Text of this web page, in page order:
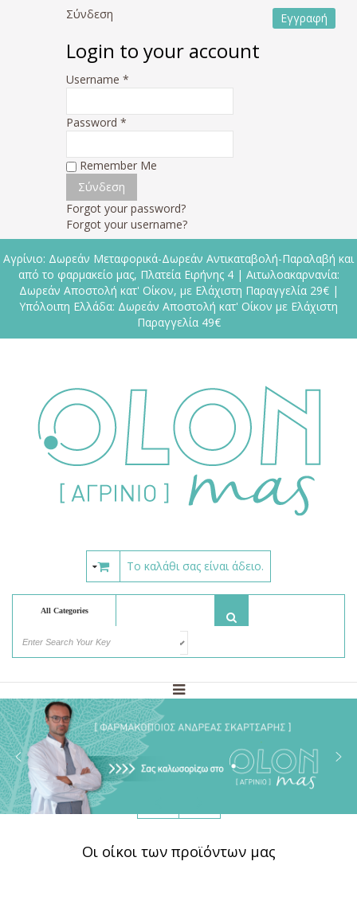
Σύνδεση
Login to your account
Username *
Password *
Remember Me
Forgot your password?
Forgot your username?
Εγγραφή
Αγρίνιο: Δωρεάν Μεταφορικά-Δωρεάν Αντικαταβολή-Παραλαβή και
από το φαρμακείο μας, Πλατεία Ειρήνης 4 | Αιτωλοακαρνανία:
Δωρεάν Αποστολή κατ' Οίκον, με Ελάχιστη Παραγγελία 29€ |
Υπόλοιπη Ελλάδα: Δωρεάν Αποστολή κατ' Οίκον με Ελάχιστη
Παραγγελία 49€
Το καλάθι σας είναι άδειο.
All Categories
Οι οίκοι των προϊόντων μας